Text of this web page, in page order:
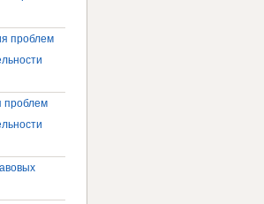
проблем
проблем